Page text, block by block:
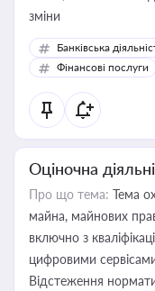
зміни
Банківська
Фінансові послуги
Оціночна
Про що тема: Тема
майна, майнових прав
включно з
цифровими сервісами
Відстеження